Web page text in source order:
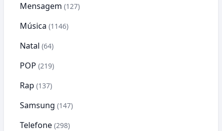
Mensagem (127)
Música (1146)
Natal (64)
POP (219)
Rap (137)
Samsung (147)
Telefone (298)